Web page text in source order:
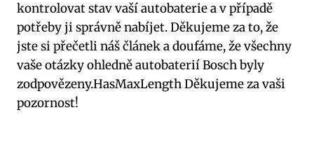
kontrolovat stav vaší autobaterie a v případě
potřeby ji správně nabíjet. Děkujeme za to, že
jste si přečetli náš článek a doufáme, že všechny
vaše otázky ohledně autobaterií Bosch byly
zodpovězeny.HasMaxLength Děkujeme za vaši
pozornost!